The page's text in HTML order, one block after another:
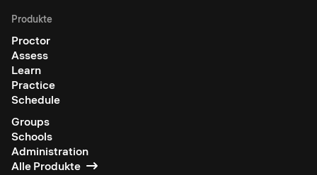
Produkte
Proctor
Assess
Learn
Practice
Schedule
Groups
Schools
Administration
Alle Produkte